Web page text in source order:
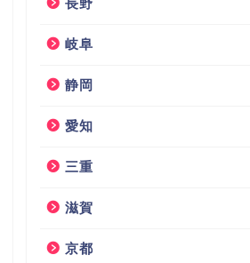
岐阜
静岡
愛知
三重
滋賀
京都